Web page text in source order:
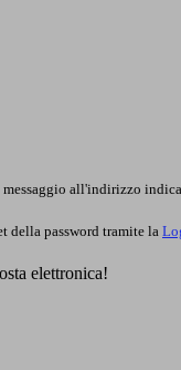
all'indirizzo
della password tramite la
elettronica!